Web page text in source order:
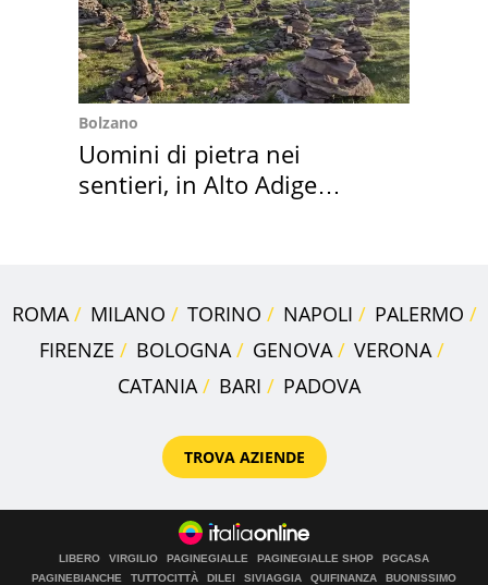
Bolzano
Uomini di pietra nei
sentieri, in Alto Adige
ROMA MILANO TORINO NAPOLI
PALERMO
FIRENZE
BOLOGNA GENOVA
VERONA
CATANIA
BARI PADOVA
TROVA AZIENDE
LIBERO VIRGILIO PAGINEGIALLE PAGINEGIALLE SHOP
PGCASA
PAGINEBIANCHE
TUTTOCITTÀ DILEI SIVIAGGIA QUIFINANZA
BUONISSIMO